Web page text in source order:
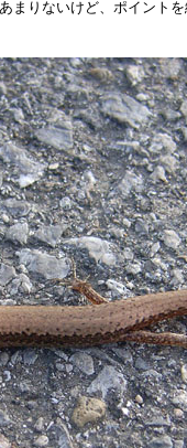
まりないけど、ポイント